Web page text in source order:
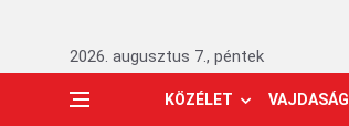
2026. augusztus 7., péntek
KÖZÉLET VAJDASÁG